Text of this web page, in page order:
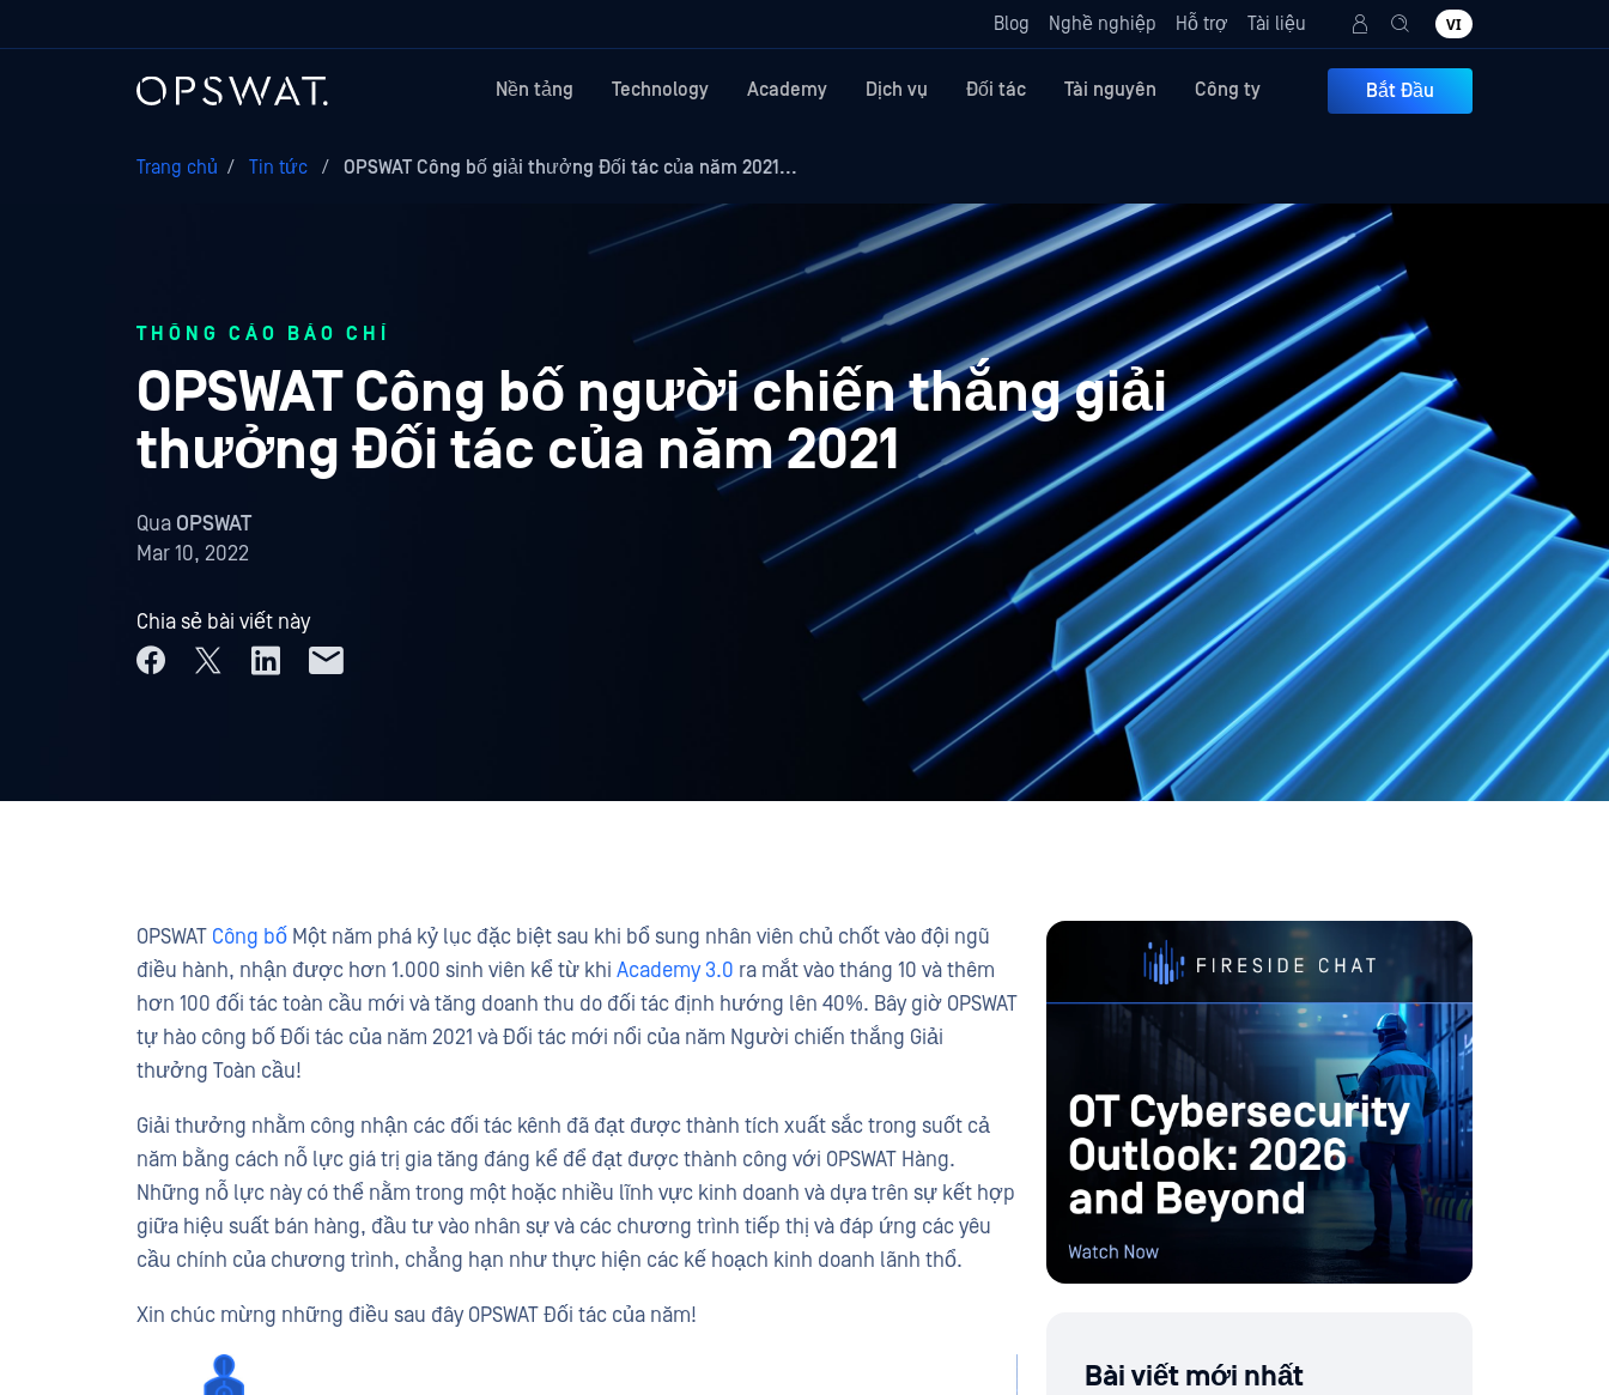
Blog Nghề nghiệp Hỗ trợ Tài liệu VI
Nền tảng Technology Academy Dịch vụ Đối tác Tài nguyên Công ty Bắt Đầu
Trang chủ / Tin tức / OPSWAT Công bố giải thưởng Đối tác của năm 2021...
THÔNG CÁO BÁO CHÍ
OPSWAT Công bố người chiến thắng giải
thưởng Đối tác của năm 2021
Qua OPSWAT
Mar 10, 2022
Chia sẻ bài viết này
OPSWAT Công bố Một năm phá kỷ lục đặc biệt sau khi bổ sung nhân viên chủ chốt vào đội ngũ
điều hành, nhận được hơn 1.000 sinh viên kể từ khi Academy 3.0 ra mắt vào tháng 10 và thêm
hơn 100 đối tác toàn cầu mới và tăng doanh thu do đối tác định hướng lên 40%. Bây giờ OPSWAT
tự hào công bố Đối tác của năm 2021 và Đối tác mới nổi của năm Người chiến thắng Giải
thưởng Toàn cầu!
Giải thưởng nhằm công nhận các đối tác kênh đã đạt được thành tích xuất sắc trong suốt cả
năm bằng cách nỗ lực giá trị gia tăng đáng kể để đạt được thành công với OPSWAT Hàng.
Những nỗ lực này có thể nằm trong một hoặc nhiều lĩnh vực kinh doanh và dựa trên sự kết hợp
giữa hiệu suất bán hàng, đầu tư vào nhân sự và các chương trình tiếp thị và đáp ứng các yêu
cầu chính của chương trình, chẳng hạn như thực hiện các kế hoạch kinh doanh lãnh thổ.
Xin chúc mừng những điều sau đây OPSWAT Đối tác của năm!
Bài viết mới nhất